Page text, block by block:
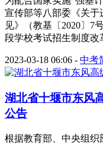
宣传部等八部委《关
见》（教基〔2020〕7
段学校考试招生制度改
2023-03-18 06:06 - 中考
湖北省十堰市东风
公告
根据教育部、中央组